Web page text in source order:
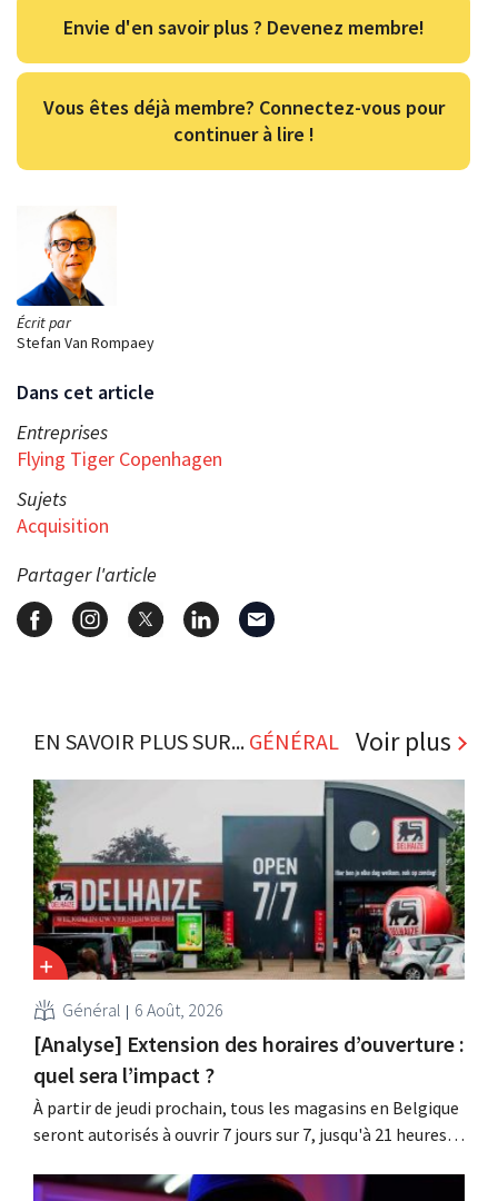
Écrit par
Stefan Van Rompaey
Dans cet article
Entreprises
Flying Tiger Copenhagen
Sujets
Acquisition
Partager l'article
Envie d'en savoir plus ? Devenez membre!
Vous êtes déjà membre? Connectez-vous pour
continuer à lire !
EN SAVOIR PLUS SUR... GÉNÉRAL Voir plus
Général 6 Août, 2026
[Analyse] Extension des horaires d’ouverture :
quel sera l’impact ?
À partir de jeudi prochain, tous les magasins en Belgique
seront autorisés à ouvrir 7 jours sur 7, jusqu'à 21 heures.
faut. De plus, la législation du travail constitue un